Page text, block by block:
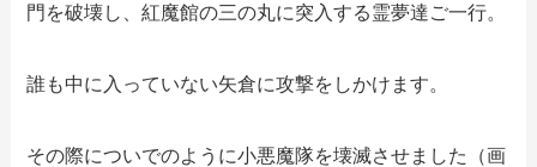
門を破壊し、紅魔館の三の丸に突入する霊夢達ご一行。
誰も中に入っていない矢倉に攻撃をしかけます。
その際についでのように小悪魔隊を壊滅させました（画